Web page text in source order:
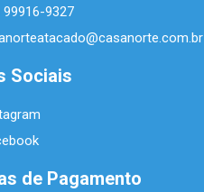
99916-9327
Sociais
de Pagamento